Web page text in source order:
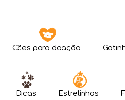
Cães para doação
Dicas Estrelinhas